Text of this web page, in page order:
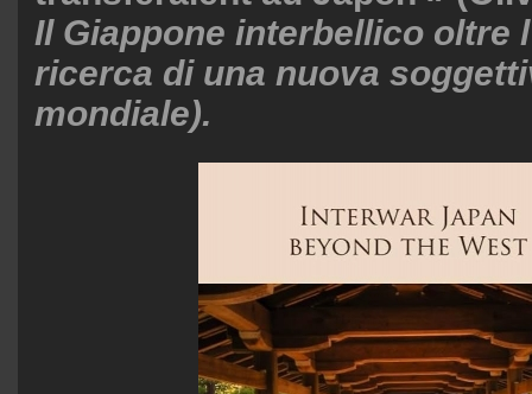
Il Giappone interbellico oltre
ricerca di una nuova
mondiale).